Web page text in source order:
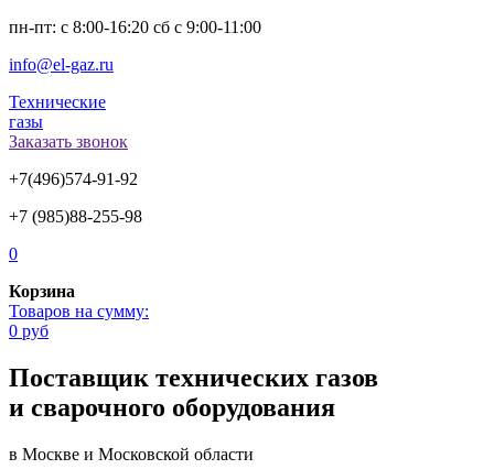
пн-пт: с 8:00-16:20 сб с 9:00-11:00
info@el-gaz.ru
Технические
газы
Заказать звонок
+7(496)574-91-92
+7 (985)88-255-98
0
Корзина
Товаров на сумму:
0 руб
Поставщик технических газов
и сварочного оборудования
в Москве и Московской области